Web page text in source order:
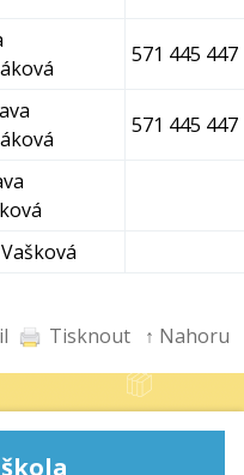
571 445 447
571 445 447
Tisknout ↑ Nahoru